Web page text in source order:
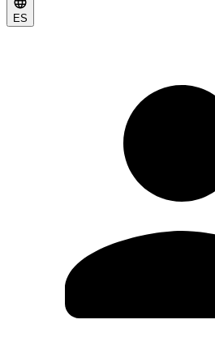
ES